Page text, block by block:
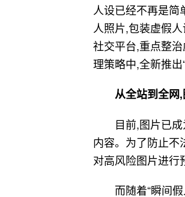
人设已经不再是
人照片,包装虚假
社交平台,重点整
理策略中,全新推出
从全站到全网
目前,图片已
内容。为了防止不
对高风险图片进行
而随着“瞬间